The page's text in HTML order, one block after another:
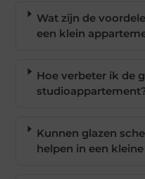
Wat zijn de
een klein
Hoe verbeter ik de
Kunnen glazen
helpen in een